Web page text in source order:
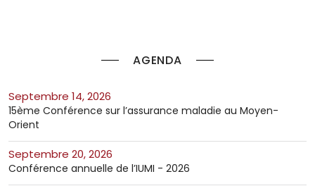
AGENDA
septembre 14, 2026
15ème Conférence sur l’assurance maladie au Moyen-
Orient
septembre 20, 2026
Conférence annuelle de l’IUMI - 2026